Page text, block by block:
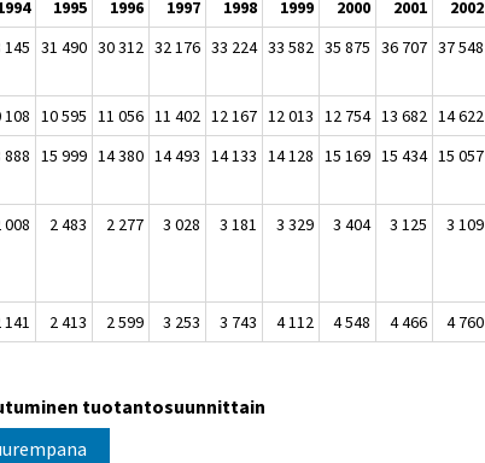
1995 1996 1997 1998 1999 2000 2001 2002
145 31 490 30 312 32 176 33 224 33 582 35 875 36 707 37 548
108 10 595 11 056 11 402 12 167 12 013 12 754 13 682 14 622
888 15 999 14 380 14 493 14 133 14 128 15 169 15 434 15 057
008 2 483 2 277 3 028 3 181 3 329 3 404 3 125 3 109
141 2 413 2 599 3 253 3 743 4 112 4 548 4 466 4 760
tuotantosuunnittain